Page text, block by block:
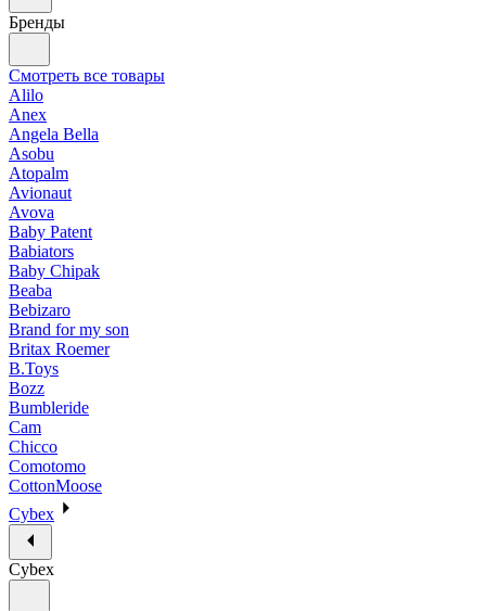
Бренды
Смотреть все товары
Alilo
Anex
Angela Bella
Asobu
Atopalm
Avionaut
Avova
Baby Patent
Babiators
Baby Chipak
Beaba
Bebizaro
Brand for my son
Britax Roemer
B.Toys
Bozz
Bumbleride
Cam
Chicco
Comotomo
CottonMoose
Cybex
Cybex